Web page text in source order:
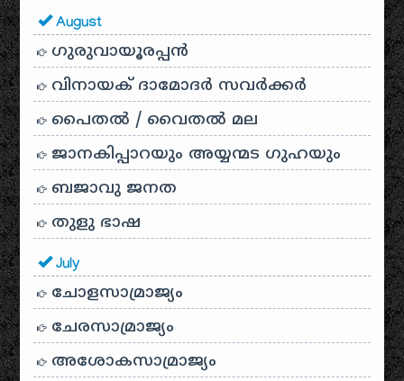
August
ഗുരുവായൂരപ്പൻ
വിനായക് ദാമോദർ സവർക്കർ
പൈതൽ / വൈതൽ മല
ജാനകിപ്പാറയും അയ്യന്മട ഗുഹയും
ബജാവു ജനത
തുളു ഭാഷ
July
ചോളസാമ്രാജ്യം
ചേരസാമ്രാജ്യം
അശോകസാമ്രാജ്യം